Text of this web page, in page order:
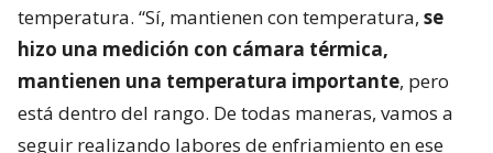
temperatura. “Sí, mantienen con temperatura, se
hizo una medición con cámara térmica,
mantienen una temperatura importante, pero
está dentro del rango. De todas maneras, vamos a
seguir realizando labores de enfriamiento en ese